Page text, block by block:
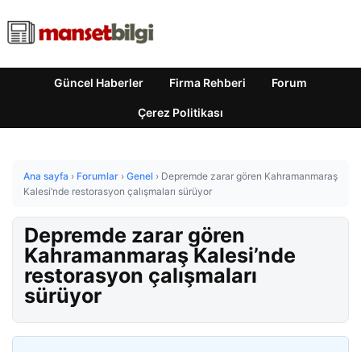
Güncel Haberler Firma Rehberi Forum
Çerez Politikası
Ana sayfa › Forumlar › Genel › Depremde zarar gören Kahramanmaraş
Kalesi’nde restorasyon çalışmaları sürüyor
Depremde zarar gören
Kahramanmaraş Kalesi’nde
restorasyon çalışmaları
sürüyor